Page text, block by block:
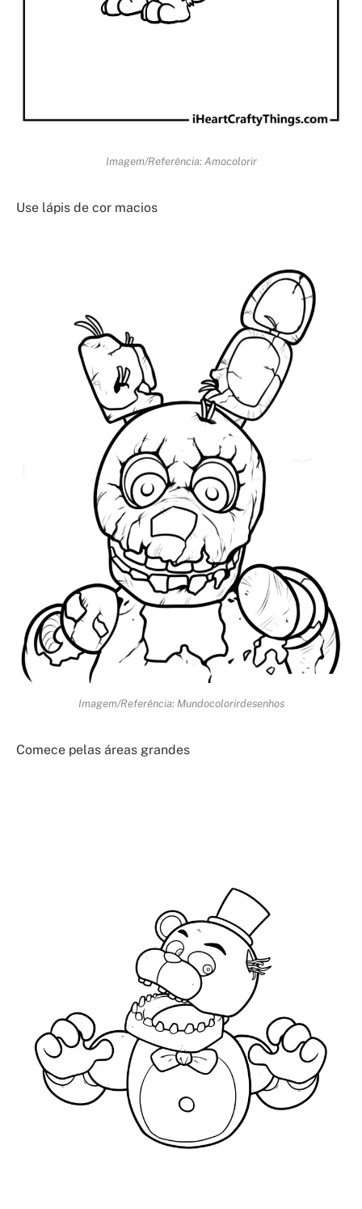
Imagem/Referência: Amocolorir
Use lápis de cor macios
Imagem/Referência: Mundocolorirdesenhos
Comece pelas áreas grandes